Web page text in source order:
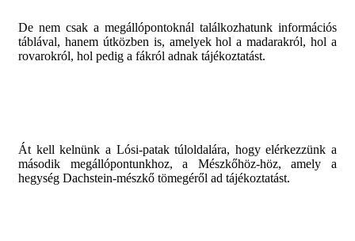
De nem csak a megállópontoknál találkozhatunk információs
táblával, hanem útközben is, amelyek hol a madarakról, hol a
rovarokról, hol pedig a fákról adnak tájékoztatást.
Át kell kelnünk a Lósi-patak túloldalára, hogy elérkezzünk a
második megállópontunkhoz, a Mészkőhöz-höz, amely a
hegység Dachstein-mészkő tömegéről ad tájékoztatást.